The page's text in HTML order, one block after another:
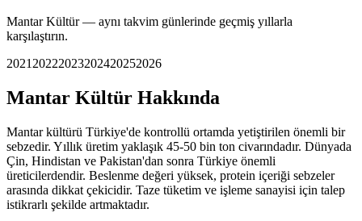
Mantar Kültür— aynı takvim günlerinde geçmiş yıllarla
karşılaştırın.
2021 20222023202420252026
Mantar Kültür Hakkında
Mantar kültürü Türkiye'de kontrollü ortamda yetiştirilen önemli bir
sebzedir. Yıllık üretim yaklaşık 45-50 bin ton civarındadır. Dünyada
Çin, Hindistan ve Pakistan'dan sonra Türkiye önemli
üreticilerdendir. Beslenme değeri yüksek, protein içeriği sebzeler
arasında dikkat çekicidir. Taze tüketim ve işleme sanayisi için talep
istikrarlı şekilde artmaktadır.